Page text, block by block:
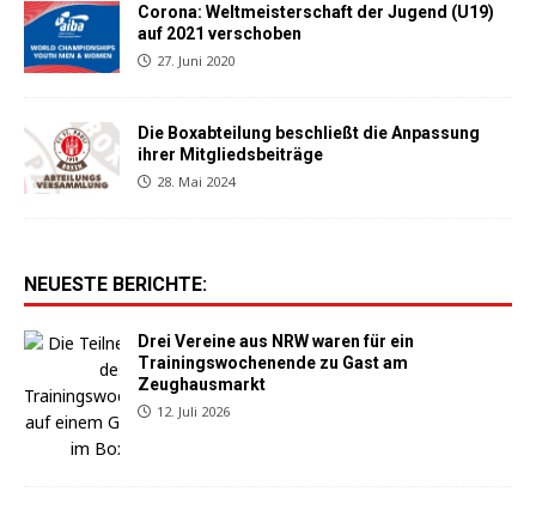
Corona: Weltmeisterschaft der Jugend (U19)
auf 2021 verschoben
27. Juni 2020
Die Boxabteilung beschließt die Anpassung
ihrer Mitgliedsbeiträge
28. Mai 2024
NEUESTE BERICHTE:
Drei Vereine aus NRW waren für ein
Trainingswochenende zu Gast am
Zeughausmarkt
12. Juli 2026